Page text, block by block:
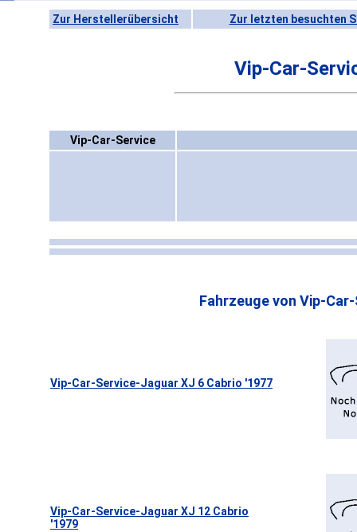
Zur Herstellerübersicht Zur letzten besuchten
Vip-Car-
Vip-Car-Service
Fahrzeuge von Vip-
Vip-Car-Service-Jaguar XJ 6 Cabrio '1977
Vip-Car-Service-Jaguar XJ 12 Cabrio
'1979